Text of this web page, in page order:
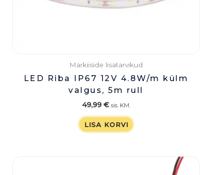
Markiiside lisatarvikud
LED Riba IP67 12V 4.8W/m külm
valgus, 5m rull
49,99 € sis. KM.
LISA KORVI